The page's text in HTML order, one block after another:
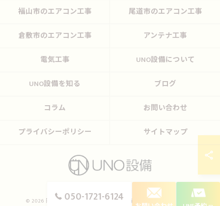
050-1721-6124
福山市のエアコン工事 尾道市のエアコン工事
倉敷市のエアコン工事 アンテナ工事
電気工事 UNO設備について
UNO設備を知る ブログ
コラム お問い合わせ
プライバシーポリシー サイトマップ
© 2026 岡山のエアコン工事ならUNO設備 ALL RIGHTS RESERVED.